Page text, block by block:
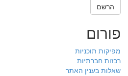
הרשם
פורום
מפיקות תוכניות
רכזות חברתיות
שאלות בענין האתר